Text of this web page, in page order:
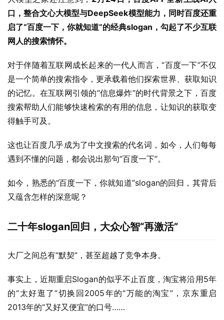
口，整合文心大模型与DeepSeek模型能力，同时百度还重
启了“百度一下，你就知道”的经典slogan，勾起了不少互联
网人的搜索情怀。
对于伴随着互联网成长起来的一代人而言，“百度一下”不仅
是一个简单的搜索指令，更承载着他们探索世界、获取知识
的记忆。在互联网引领的“信息爆炸”的时代背景之下，百度
搜索帮助人们能够快速检索的有用的信息，让知识的获取变
得触手可及。
这也让百度几乎成为了中文搜索的代名词，如今，人们每每
遇到不懂的问题，都会说出那句“百度一下”。
如今，熟悉的“百度一下，你就知道”slogan的回归，其背后
又蕴含怎样的深意呢？
二十年slogan回归，大众心智“再激活”
大厂之间总有“默契”，甚至超越了竞争本身。
事实上，近期重启Slogan的似乎不止百度，淘宝将沿用5年
的“太好逛了”切换回2005年的“万能的淘宝”，京东重启
2013年的“又好又便宜”的口号……